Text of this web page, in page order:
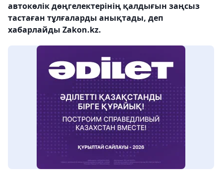
автокөлік дөңгелектерінің қалдығын заңсыз
тастаған тұлғаларды анықтады, деп
хабарлайды Zakon.kz.